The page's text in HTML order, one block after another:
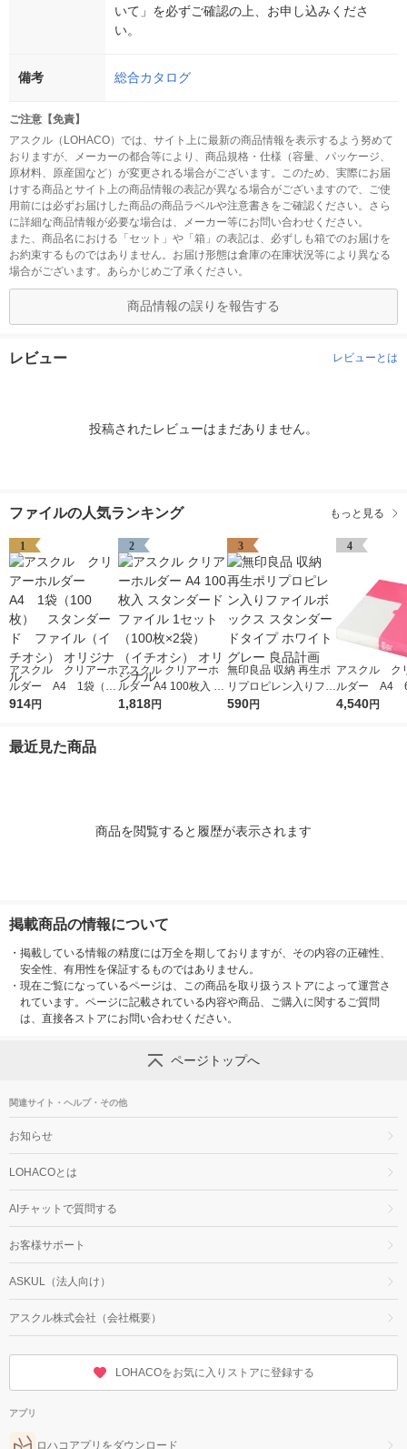
いて」を必ずご確認の上、お申し込みくださ
い。
備考 総合カタログ
ご注意【免責】
アスクル（LOHACO）では、サイト上に最新の商品情報を表示するよう努めて
おりますが、メーカーの都合等により、商品規格・仕様（容量、パッケージ、
原材料、原産国など）が変更される場合がございます。このため、実際にお届
けする商品とサイト上の商品情報の表記が異なる場合がございますので、ご使
用前には必ずお届けした商品の商品ラベルや注意書きをご確認ください。さら
に詳細な商品情報が必要な場合は、メーカー等にお問い合わせください。
また、商品名における「セット」や「箱」の表記は、必ずしも箱でのお届けを
お約束するものではありません。お届け形態は倉庫の在庫状況等により異なる
場合がございます。あらかじめご了承ください。
商品情報の誤りを報告する
レビュー レビューとは
投稿されたレビューはまだありません。
ファイルの人気ランキング もっと見る
1
アスクル クリアーホ
ルダー A4 1袋（10
0枚） スタンダー
914円
2
アスクル クリアーホ
ルダー A4 100枚入 ス
タンダード ファイル
1,818円
3
無印良品 収納 再生ポ
リプロピレン入りファ
イルボックス スタン
590円
4
アスクル ク
ルダー A4
エコノミー
4,540円
最近見た商品
商品を閲覧すると履歴が表示されます
掲載商品の情報について
・ 掲載している情報の精度には万全を期しておりますが、その内容の正確性、
安全性、有用性を保証するものではありません。
・ 現在ご覧になっているページは、この商品を取り扱うストアによって運営さ
れています。ページに記載されている内容や商品、ご購入に関するご質問
は、直接各ストアにお問い合わせください。
ページトップへ
関連サイト・ヘルプ・その他
お知らせ
LOHACOとは
AIチャットで質問する
お客様サポート
ASKUL（法人向け）
アスクル株式会社（会社概要）
LOHACOをお気に入りストアに登録する
アプリ
ロハコアプリをダウンロード